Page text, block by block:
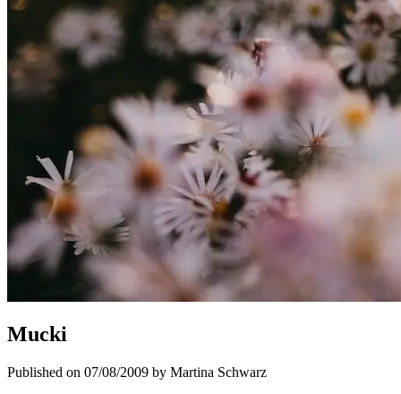
Mucki
Published on 07/08/2009 by Martina Schwarz